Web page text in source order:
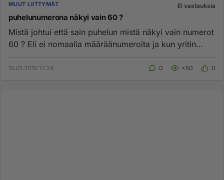
MUUT LIITTYMÄT Ei vastauksia
puhelunumerona näkyi vain 60 ?
Mistä johtui että sain puhelun mistä näkyi vain numerot
60 ? Eli ei nomaalia määräänumeroita ja kun yritin
15.01.2015 17:24 0 <50 0